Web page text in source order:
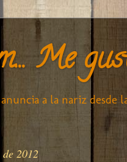
Me
a la nariz desde
2012